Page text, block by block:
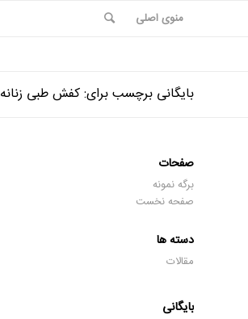
منوی اصلی
بایگانی برچسب برای: کفش طبی زنانه
صفحات
برگه نمونه
صفحه نخست
دسته ها
مقالات
بایگانی